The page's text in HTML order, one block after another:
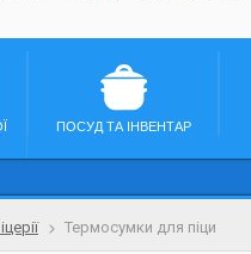
ПОСУД ТА ІНВЕНТАР
Термосумки для піци